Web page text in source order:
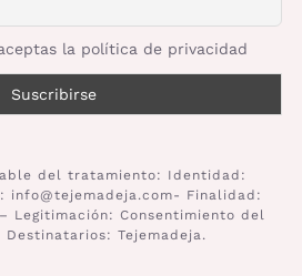
la política de privacidad
del tratamiento: Identidad:
info@tejemadeja.com- Finalidad:
Legitimación: Consentimiento del
Tejemadeja.